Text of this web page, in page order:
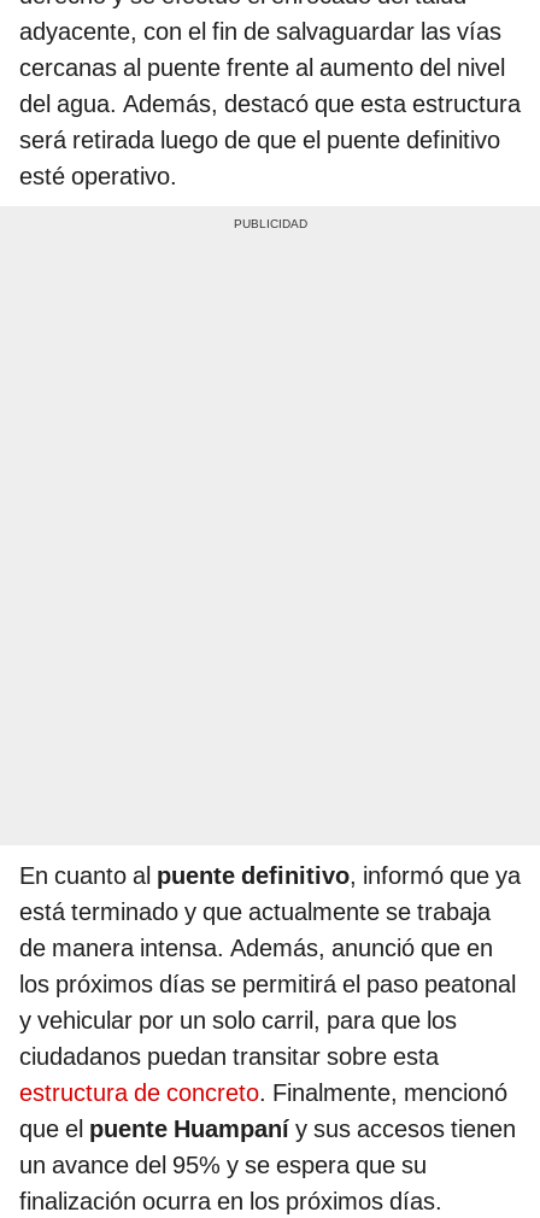
adyacente, con el fin de salvaguardar las vías
cercanas al puente frente al aumento del nivel
del agua. Además, destacó que esta estructura
será retirada luego de que el puente definitivo
esté operativo.
En cuanto al puente definitivo, informó que ya
está terminado y que actualmente se trabaja
de manera intensa. Además, anunció que en
los próximos días se permitirá el paso peatonal
y vehicular por un solo carril, para que los
ciudadanos puedan transitar sobre esta
estructura de concreto. Finalmente, mencionó
que el puente Huampaní y sus accesos tienen
un avance del 95% y se espera que su
finalización ocurra en los próximos días.